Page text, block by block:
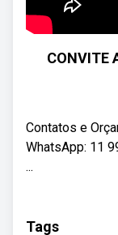
CONVITE
Contatos e
WhatsApp: 11
...
Tags